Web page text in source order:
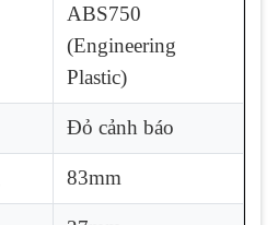
ABS750
(Engineering
Plastic)
Đỏ cảnh báo
83mm